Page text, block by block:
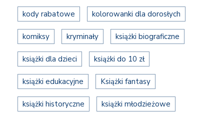
kody rabatowe kolorowanki dla dorosłych
komiksy kryminały książki biograficzne
książki dla dzieci książki do 10 zł
książki edukacyjne Książki fantasy
książki historyczne książki młodzieżowe